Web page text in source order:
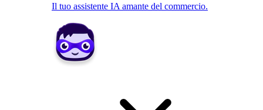
Il tuo assistente IA amante del commercio.